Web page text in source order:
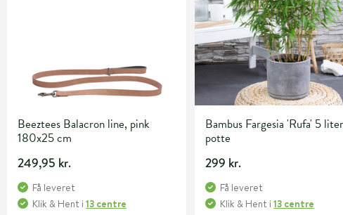
Beeztees Balacron line, pink
180x25 cm
249,95 kr.
Få leveret
Klik & Hent i 13 centre
Bambus Fargesia 'Rufa' 5 liter
potte
299 kr.
Få leveret
Klik & Hent i13 centre